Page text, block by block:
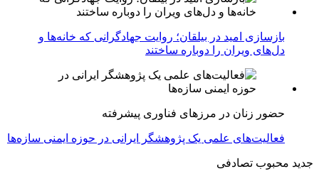
بازسازی امید در بیلقان؛ روایت جهادگرانی که خانه‌ها و
دل‌های ویران را دوباره ساختند
حضور زنان در مرزهای فناوری پیشرفته
فعالیت‌های علمی یک پژوهشگر ایرانی در حوزه ایمنی سازه‌ها
جدید محبوب تصادفی